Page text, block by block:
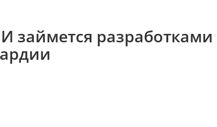
займется разработками